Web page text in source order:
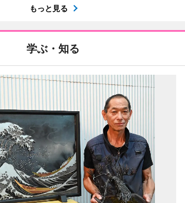
もっと見る
学ぶ・知る